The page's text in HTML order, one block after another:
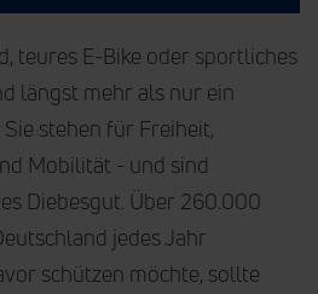
teures E-Bike oder sportliches
längst mehr als nur ein
stehen für Freiheit,
Mobilität - und sind
Diebesgut. Über 260.000
jedes Jahr
schützen möchte, sollte